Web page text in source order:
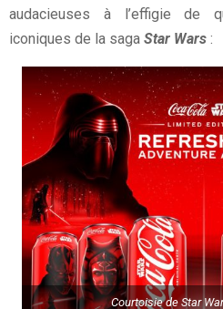
audacieuses à l’effigie de
iconiques de la saga Star Wars :
Courtoisie de Star